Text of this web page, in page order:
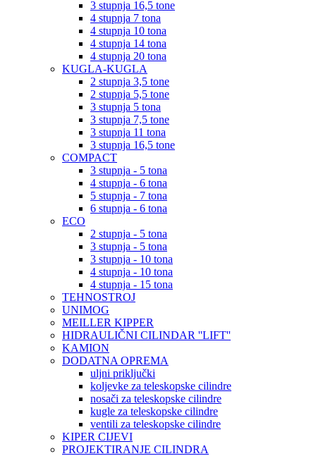
3 stupnja 16,5 tone
4 stupnja 7 tona
4 stupnja 10 tona
4 stupnja 14 tona
4 stupnja 20 tona
KUGLA-KUGLA
2 stupnja 3,5 tone
2 stupnja 5,5 tone
3 stupnja 5 tona
3 stupnja 7,5 tone
3 stupnja 11 tona
3 stupnja 16,5 tone
COMPACT
3 stupnja - 5 tona
4 stupnja - 6 tona
5 stupnja - 7 tona
6 stupnja - 6 tona
ECO
2 stupnja - 5 tona
3 stupnja - 5 tona
3 stupnja - 10 tona
4 stupnja - 10 tona
4 stupnja - 15 tona
TEHNOSTROJ
UNIMOG
MEILLER KIPPER
HIDRAULIČNI CILINDAR ''LIFT''
KAMION
DODATNA OPREMA
uljni priključki
koljevke za teleskopske cilindre
nosači za teleskopske cilindre
kugle za teleskopske cilindre
ventili za teleskopske cilindre
KIPER CIJEVI
PROJEKTIRANJE CILINDRA